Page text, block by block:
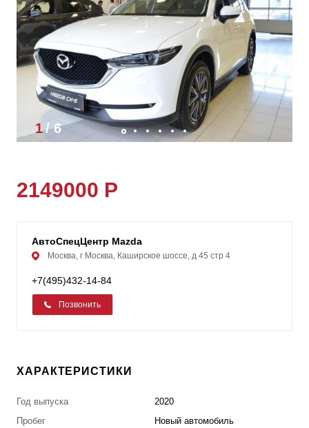
1/6
2149000 Р
АвтоСпецЦентр Mazda
Москва, г Москва, Каширское шоссе, д 45 стр 4
+7(495)432-14-84
Позвонить
ХАРАКТЕРИСТИКИ
Год выпуска
2020
Пробег
Новый автомобиль